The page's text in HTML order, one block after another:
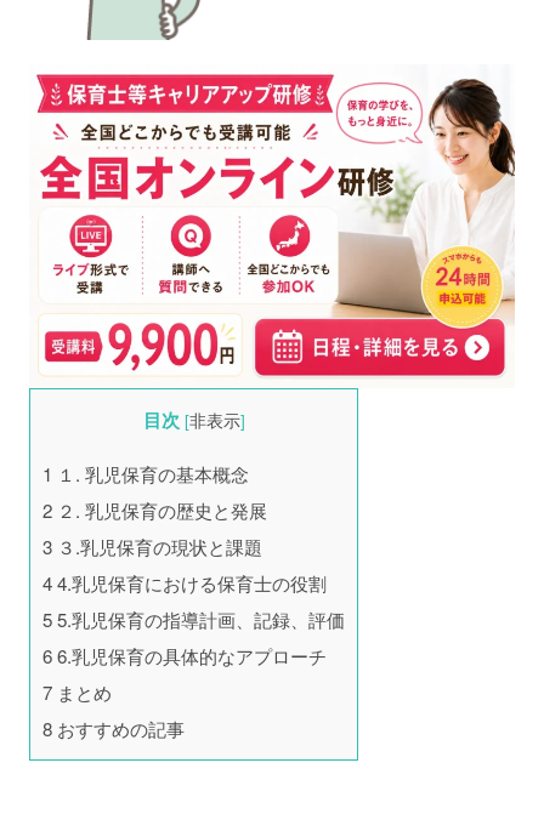
目次 [非表示]
1 １. 乳児保育の基本概念
2 ２. 乳児保育の歴史と発展
3 ３.乳児保育の現状と課題
44.乳児保育における保育士の役割
55.乳児保育の指導計画、記録、評価
66.乳児保育の具体的なアプローチ
7 まとめ
8 おすすめの記事